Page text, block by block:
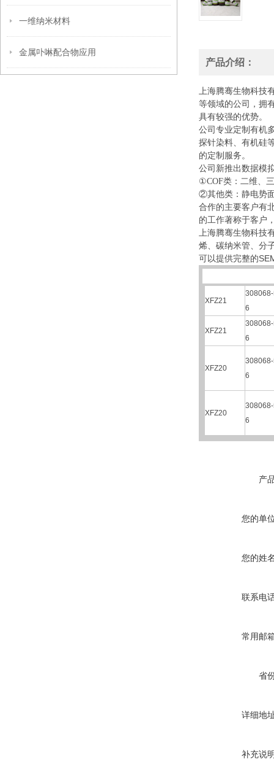
一维纳米材料
金属卟啉配合物应用
产品介绍：
上海腾骞生物科技
等领域的公司，拥
具有较强的优势。
公司专业定制有机
探针染料、有机硅
的定制服务。
公司新推出数据模
①COF类：二维、
②其他类：静电势
合作的主要客户有
的工作著称于客户
上海腾骞生物科
烯、碳纳米管、分
可以提供完整的
XFZ21
6
XFZ21
6
XFZ20
6
XFZ20
6
产
您的单
您的姓
联系电
常用邮
省
详细地
补充说